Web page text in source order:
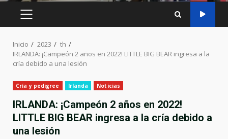
MENÚ
Inicio 2023
th
IRLANDA: ¡Campeón 2 años en 2022! LITTLE BIG BEAR ingresa a la
cría debido a una lesión
Cría y pedigree Irlanda Noticias
IRLANDA: ¡Campeón 2 años en 2022!
LITTLE BIG BEAR ingresa a la cría debido a
una lesión